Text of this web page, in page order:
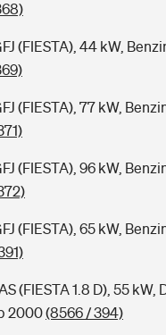
(FIESTA), 44 kW,
(FIESTA), 77 kW,
(FIESTA), 96 kW,
(FIESTA), 65 kW,
(FIESTA 1.8 D), 55 kW,
2000(8566 / 394)